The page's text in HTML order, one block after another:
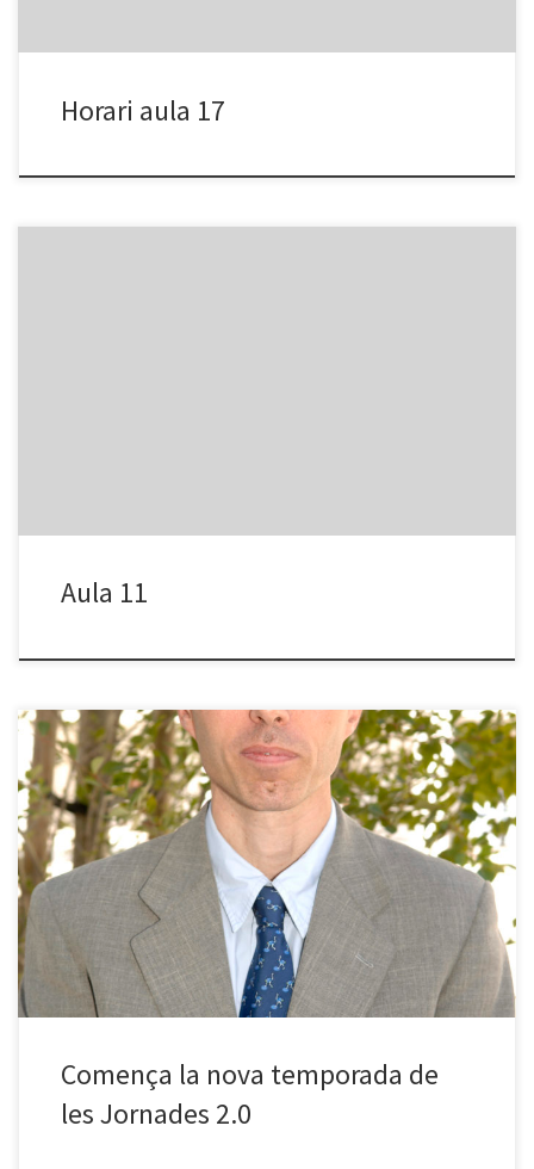
Horari aula 17
Aula 11
El proper dimarts 26 de gener s’inicia un nou cicle de les Jornades
2.0. La xerrada que iniciarà el nou cicle serà “Privadesa i seguretat
en temps de megadades (big data)”, a càrrec de Josep Domingo
Ferrer, catedràtic distingit de Ciència de la Computació i
investigador ICREA Acadèmia a la Universitat […]
Comença la nova temporada de
les Jornades 2.0